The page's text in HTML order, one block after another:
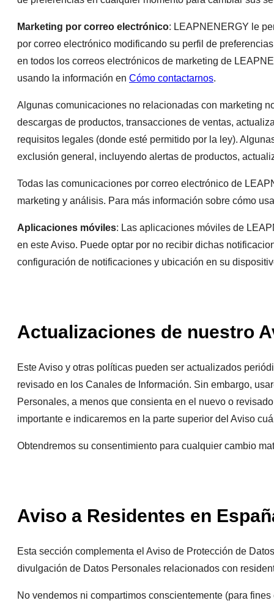
Marketing por correo electrónico: LEAPNENERGY le
por correo electrónico modificando su perfil de
en todos los correos electrónicos de marketing de
usando la información en Cómo contactarnos.
Algunas comunicaciones no relacionadas con marketing
descargas de productos, transacciones de ventas,
requisitos legales (donde esté permitido por la ley).
exclusión general, incluyendo alertas de productos,
Todas las comunicaciones por correo electrónico de
marketing y análisis. Para más información sobre cómo
Aplicaciones móviles: Las aplicaciones móviles de
en este Aviso. Puede optar por no recibir dichas
configuración de notificaciones y ubicación en su
Actualizaciones de nuestro
Este Aviso y otras políticas pueden ser actualizados
revisado en los Canales de Información. Sin embargo,
Personales, a menos que consienta en el nuevo o
importante e indicaremos en la parte superior del Aviso
Obtendremos su consentimiento para cualquier cambio
Aviso a Residentes en
Esta sección complementa el Aviso de Protección de
divulgación de Datos Personales relacionados con
No vendemos ni compartimos conscientemente (para